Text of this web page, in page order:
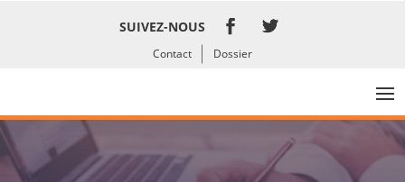
SUIVEZ-NOUS
Contact Dossier